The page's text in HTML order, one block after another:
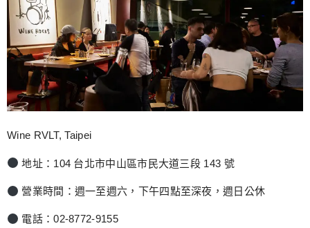
Wine RVLT, Taipei
地址：104 台北市中山區市民大道三段 143 號
營業時間：週一至週六，下午四點至深夜，週日公休
電話：02-8772-9155